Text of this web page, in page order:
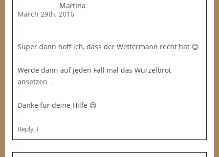
Martina
March 29th, 2016
Super dann hoff ich, dass der Wettermann recht hat 😊
Werde dann auf jeden Fall mal das Wurzelbrot
ansetzen …
Danke für deine Hilfe 😍
Reply ↓